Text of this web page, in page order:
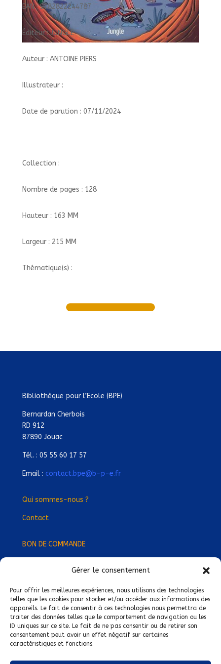
Gérer le consentement
Pour offrir les meilleures expériences, nous utilisons des technologies
telles que les cookies pour stocker et/ou accéder aux informations des
appareils. Le fait de consentir à ces technologies nous permettra de
traiter des données telles que le comportement de navigation ou les
ID uniques sur ce site. Le fait de ne pas consentir ou de retirer son
consentement peut avoir un effet négatif sur certaines
caractéristiques et fonctions.
EAN : 9782822244787
Éditeur : JUNGLE
Auteur : ANTOINE PIERS
Illustrateur :
Date de parution : 07/11/2024
Collection :
Nombre de pages : 128
Hauteur : 163 MM
Largeur : 215 MM
Thématique(s) :
Bibliothèque pour l’Ecole (BPE)
Bernardan Cherbois
RD 912
87890 Jouac
Tél. : 05 55 60 17 57
Email : contact.bpe@b-p-e.fr
Qui sommes-nous ?
Contact
BON DE COMMANDE
Devenez Délégué·e Régional·e !
Trouvez-nous près de chez vous !
Mentions légales
Conditions générales de vente
Politique de confidentialité